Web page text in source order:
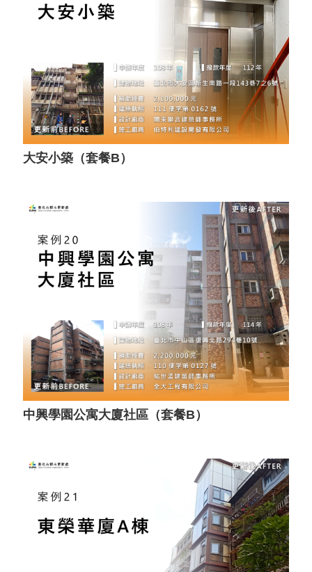
大安小築（套餐B）
中興學園公寓大廈社區（套餐B）